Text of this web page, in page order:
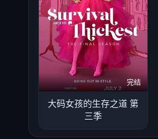
完结
大码女孩的生存之道 第
三季